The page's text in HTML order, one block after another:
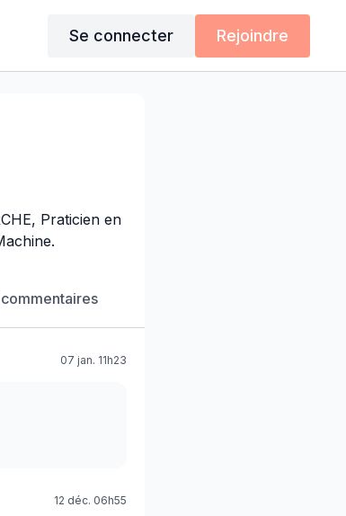
Se connecter Rejoindre
Praticien en
07 jan. 11h23
12 déc. 06h55